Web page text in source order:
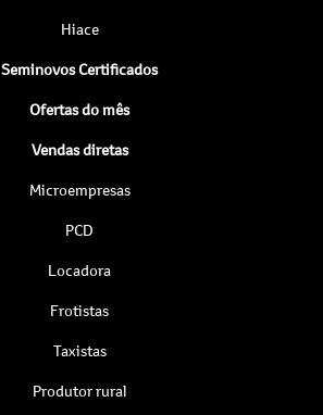
Hiace
Seminovos Certificados
Ofertas do mês
Vendas diretas
Microempresas
PCD
Locadora
Frotistas
Taxistas
Produtor rural